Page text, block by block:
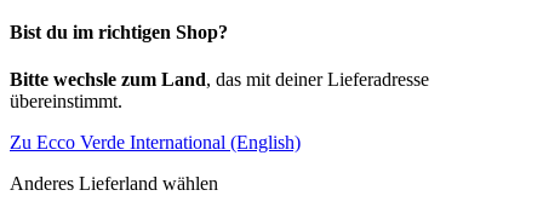
Bist du im richtigen Shop?
Bitte wechsle zum Land, das mit deiner Lieferadresse
übereinstimmt.
Zu Ecco Verde International (English)
Anderes Lieferland wählen